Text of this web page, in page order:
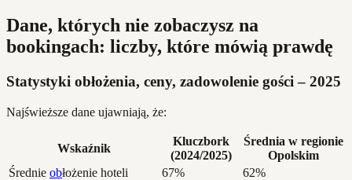
Dane, których nie zobaczysz na
bookingach: liczby, które mówią prawdę
Statystyki obłożenia, ceny, zadowolenie gości – 2025
Najświeższe dane ujawniają, że:
Wskaźnik
Kluczbork
(2024/2025)
Średnia w regionie
Opolskim
Średnie obłożenie hoteli 67%
62%